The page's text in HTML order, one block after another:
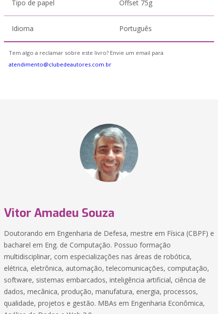
Tipo de papel Offset 75g
Idioma Português
Tem algo a reclamar sobre este livro? Envie um email para
atendimento@clubedeautores.com.br
Vitor Amadeu Souza
Doutorando em Engenharia de Defesa, mestre em Física (CBPF) e
bacharel em Eng. de Computação. Possuo formação
multidisciplinar, com especializações nas áreas de robótica,
elétrica, eletrônica, automação, telecomunicações, computação,
software, sistemas embarcados, inteligência artificial, ciência de
dados, mecânica, produção, manufatura, energia, processos,
qualidade, projetos e gestão. MBAs em Engenharia Econômica,